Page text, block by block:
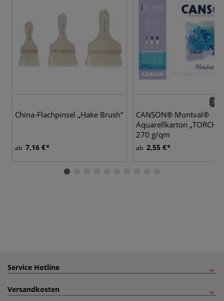
China-Flachpinsel „Hake Brush“
ab 7,16 €
7
CANSON® Montval®
Aquarellkarton
270 g/qm
ab 2,55 €
Service Hotline
Versandkosten